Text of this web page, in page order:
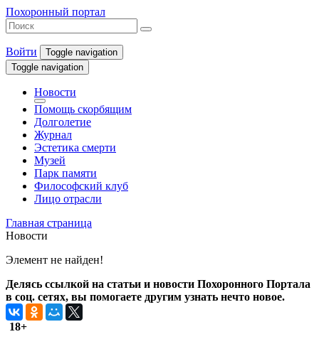
Похоронный портал
Войти
Toggle navigation
Toggle navigation
Новости
Помощь скорбящим
Долголетие
Журнал
Эстетика смерти
Музей
Парк памяти
Философский клуб
Лицо отрасли
Главная страница
Новости
Элемент не найден!
Делясь ссылкой на статьи и новости Похоронного Портала
в соц. сетях, вы помогаете другим узнать нечто новое.
18+